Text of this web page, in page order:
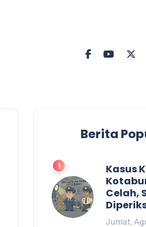
Berita
Kasus
Celah,
Jumat,